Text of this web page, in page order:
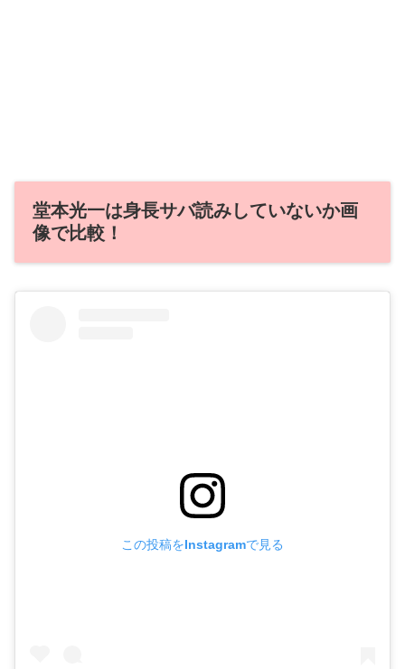
堂本光一は身長サバ読みしていないか画
像で比較！
この投稿をInstagramで見る